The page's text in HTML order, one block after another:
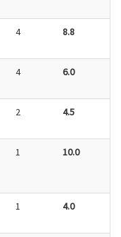
4 8.8
4 6.0
2 4.5
1 10.0
1 4.0